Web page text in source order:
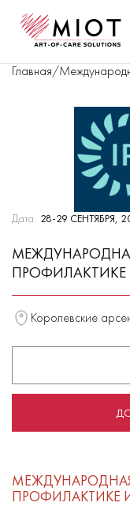
Главная/
Дата 28-29 СЕНТЯБРЯ,
Королевские
ПРОФИЛАКТИКЕ